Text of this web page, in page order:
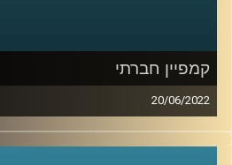
קמפיין חברתי
20/06/2022
אנחנו כנראה נחשוב שמדברים על
להוציא כסף על המוצר שלהם, אבל